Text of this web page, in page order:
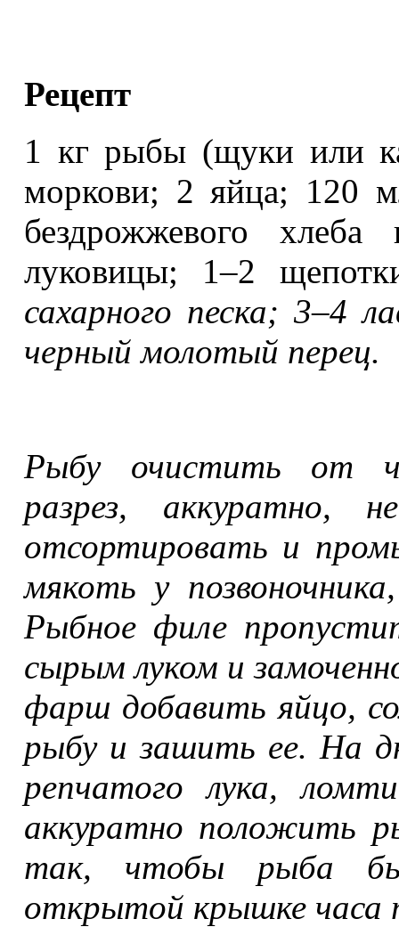
Рецепт
1 кг рыбы (щуки или
моркови; 2 яйца; 120
бездрожжевого
луковицы; 1–2
сахарного песка; 3–4
черный молотый перец.
Рыбу очистить от
разрез, аккуратно,
отсортировать и
мякоть у
Рыбное филе
сырым луком и
фарш добавить яйцо,
рыбу и зашить ее. На
репчатого лука,
аккуратно положить
так, чтобы рыба
открытой крышке часа